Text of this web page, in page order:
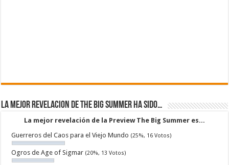
La mejor revelacion de The Big Summer ha sido…
La mejor revelación de la Preview The Big Summer es...
Guerreros del Caos para el Viejo Mundo (25%, 16 Votos)
Ogros de Age of Sigmar (20%, 13 Votos)